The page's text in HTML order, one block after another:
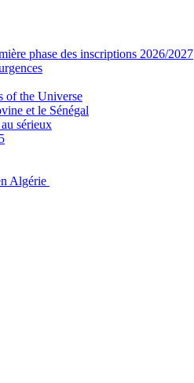
phase des inscriptions 2026/2027
of the Universe
et le Sénégal
sérieux
Algérie